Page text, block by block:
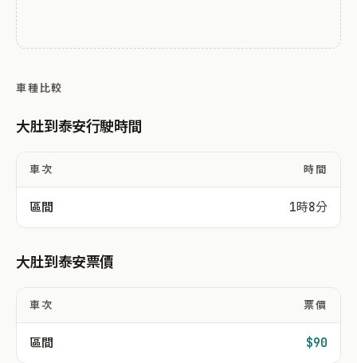
車種比較
大肚到泰安行駛時間
車次 時間
區間 1時8分
大肚到泰安票價
車次 票價
區間 $90